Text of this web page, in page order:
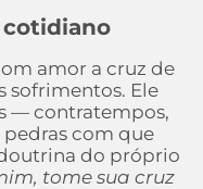
cotidiano
amor a cruz de
sofrimentos. Ele
— contratempos,
com que
do próprio
tome sua cruz